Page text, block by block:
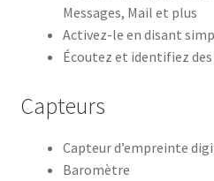
Messages, Mail et plus
Activez-le en disant
Écoutez et identifiez
Capteurs
Capteur d’empreinte
Baromètre